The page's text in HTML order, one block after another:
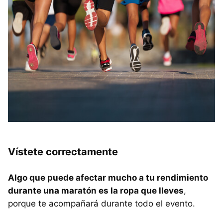
Vístete correctamente
Algo que puede afectar mucho a tu rendimiento
durante una maratón es la ropa que lleves,
porque te acompañará durante todo el evento.